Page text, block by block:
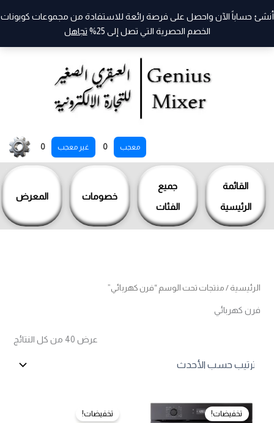
معجب 0 غير معجب 0
القائمة
الرئيسية
جميع
الفئات
خصومات المعرض
أنشئ حساباً الآن واحصل على فرصة رائعة للاستفادة من مجموعات كوبونات
الخصم الحصرية التي تصل إلى 25%
تجاهل
المحتوى
الرئيسية / منتجات تحت الوسم “فرن كهربائي”
فرن كهربائي
عرض ⁦40⁩ من كل النتائج
تخفيضات! تخفيضات!